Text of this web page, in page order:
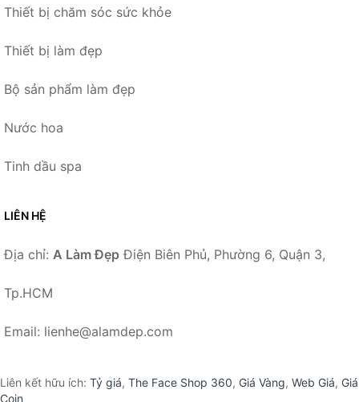
Thiết bị chăm sóc sức khỏe
Thiết bị làm đẹp
Bộ sản phẩm làm đẹp
Nước hoa
Tinh dầu spa
LIÊN HỆ
Địa chỉ: A Làm Đẹp Điện Biên Phủ, Phường 6, Quận 3,
Tp.HCM
Email: lienhe@alamdep.com
Liên kết hữu ích: Tỷ giá, The Face Shop 360, Giá Vàng, Web Giá, Giá
Coin